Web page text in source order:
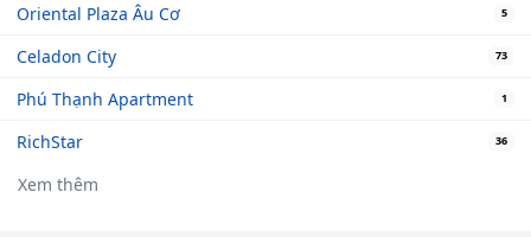
Oriental Plaza Âu Cơ 5
Celadon City 73
Phú Thạnh Apartment 1
RichStar 36
Xem thêm